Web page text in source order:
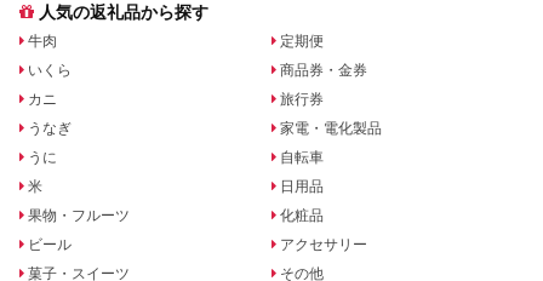
人気の返礼品から探す
牛肉
いくら
カニ
うなぎ
うに
米
果物・フルーツ
ビール
菓子・スイーツ
定期便
商品券・金券
旅行券
家電・電化製品
自転車
日用品
化粧品
アクセサリー
その他